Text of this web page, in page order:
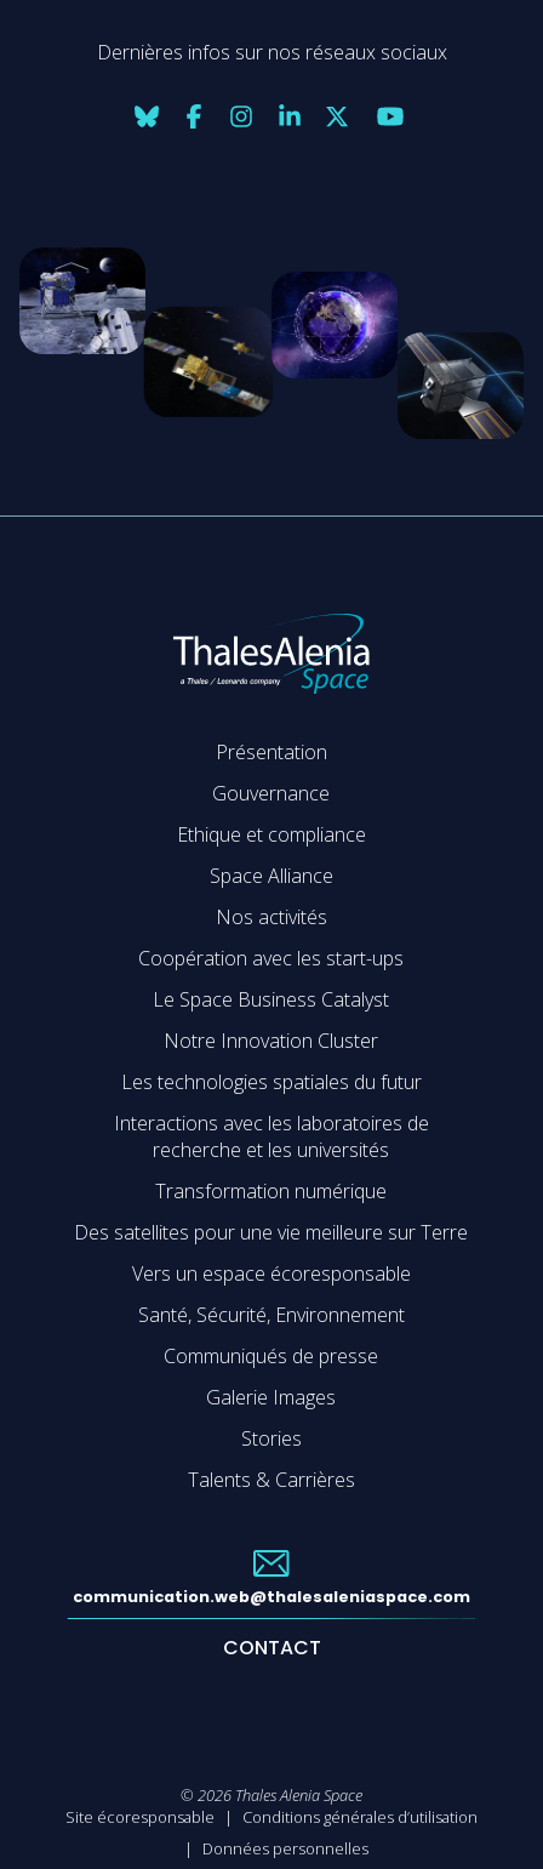
Dernières infos sur nos réseaux sociaux
Présentation
Gouvernance
Ethique et compliance
Space Alliance
Nos activités
Coopération avec les start-ups
Le Space Business Catalyst
Notre Innovation Cluster
Les technologies spatiales du futur
Interactions avec les laboratoires de
recherche et les universités
Transformation numérique
Des satellites pour une vie meilleure sur Terre
Vers un espace écoresponsable
Santé, Sécurité, Environnement
Communiqués de presse
Galerie Images
Stories
Talents & Carrières
communication.web@thalesaleniaspace.com
CONTACT
© 2026 Thales Alenia Space
Site écoresponsable
Conditions générales d’utilisation
Données personnelles